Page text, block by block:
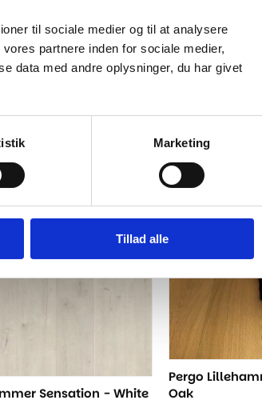
til sociale medier og til at analysere
partnere inden for sociale medier,
data med andre oplysninger, du har givet
Marketing
Tillad alle
389,00
Den
oprindelige
pris
329,00
Den
aktuelle
pris
Sensation - White
-15%
Pergo
Oak